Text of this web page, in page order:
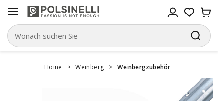
Home > Weinberg > Weinbergzubehör